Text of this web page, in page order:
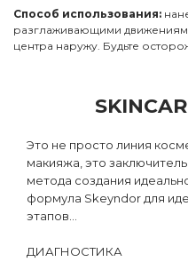
Способ использования:
разглаживающими
центра наружу. Будьте
Это не просто линия
макияжа, это
метода создания
формула Skeyndor для
этапов…
ДИАГНОСТИКА